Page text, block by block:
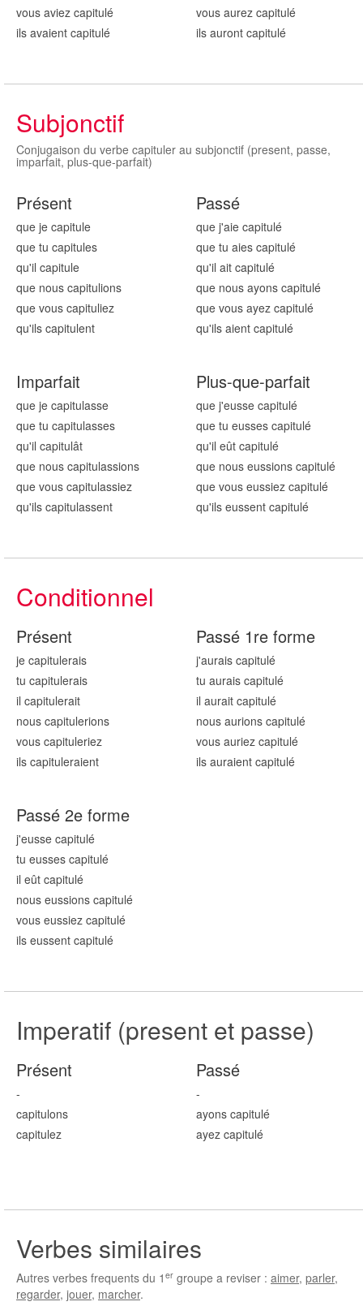
vous aviez capitulé
ils avaient capitulé
vous aurez capitulé
ils auront capitulé
Subjonctif
Conjugaison du verbe capituler au subjonctif (present, passe,
imparfait, plus-que-parfait)
Présent
que je capitule
que tu capitules
qu'il capitule
que nous capitulions
que vous capituliez
qu'ils capitulent
Passé
que j'aie capitulé
que tu aies capitulé
qu'il ait capitulé
que nous ayons capitulé
que vous ayez capitulé
qu'ils aient capitulé
Imparfait
que je capitulasse
que tu capitulasses
qu'il capitulât
que nous capitulassions
que vous capitulassiez
qu'ils capitulassent
Plus-que-parfait
que j'eusse capitulé
que tu eusses capitulé
qu'il eût capitulé
que nous eussions capitulé
que vous eussiez capitulé
qu'ils eussent capitulé
Conditionnel
Présent
je capitulerais
tu capitulerais
il capitulerait
nous capitulerions
vous capituleriez
ils capituleraient
Passé 1re forme
j'aurais capitulé
tu aurais capitulé
il aurait capitulé
nous aurions capitulé
vous auriez capitulé
ils auraient capitulé
Passé 2e forme
j'eusse capitulé
tu eusses capitulé
il eût capitulé
nous eussions capitulé
vous eussiez capitulé
ils eussent capitulé
Imperatif (present et passe)
Présent
-
capitulons
capitulez
Passé
-
ayons capitulé
ayez capitulé
Verbes similaires
Autres verbes frequents du 1 er groupe a reviser : aimer, parler,
regarder, jouer, marcher.